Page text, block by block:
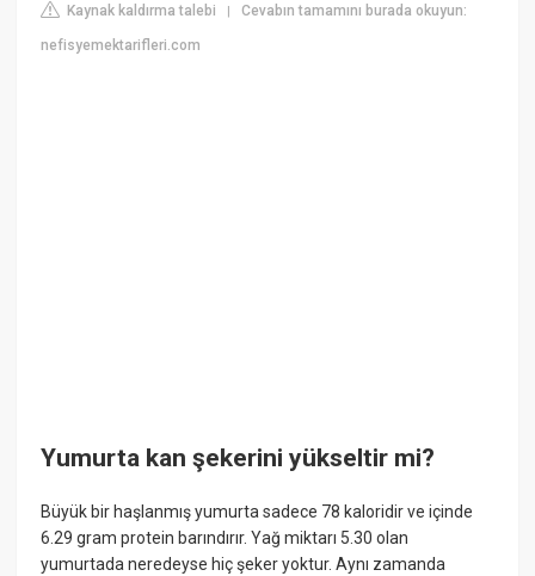
Kaynak kaldırma talebi |Cevabın tamamını burada okuyun:
nefisyemektarifleri.com
Yumurta kan şekerini yükseltir mi?
Büyük bir haşlanmış yumurta sadece 78 kaloridir ve içinde
6.29 gram protein barındırır. Yağ miktarı 5.30 olan
yumurtada neredeyse hiç şeker yoktur. Aynı zamanda